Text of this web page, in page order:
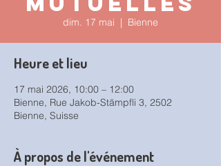
dim. 17 mai
  |
Bienne
Heure et lieu
17 mai 2026, 10:00 – 12:00
Bienne, Rue Jakob-Stämpfli 3, 2502
Bienne, Suisse
À propos de l'événement